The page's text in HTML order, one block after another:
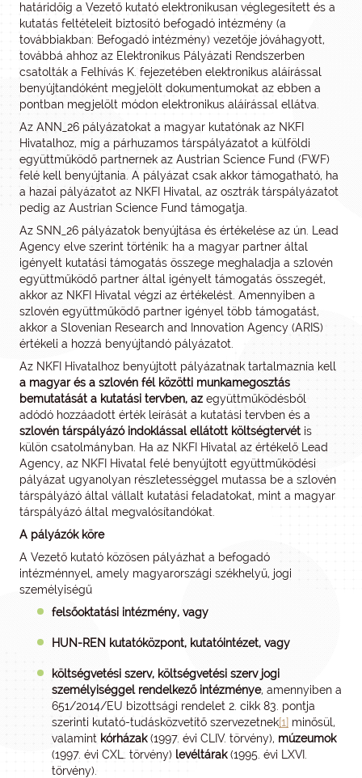
határidőig a Vezető kutató elektronikusan véglegesített és a
kutatás feltételeit biztosító befogadó intézmény (a
továbbiakban: Befogadó intézmény) vezetője jóváhagyott,
továbbá ahhoz az Elektronikus Pályázati Rendszerben
csatolták a Felhívás K. fejezetében elektronikus aláírással
benyújtandóként megjelölt dokumentumokat az ebben a
pontban megjelölt módon elektronikus aláírással ellátva.
Az ANN_26 pályázatokat a magyar kutatónak az NKFI
Hivatalhoz, míg a párhuzamos társpályázatot a külföldi
együttműködő partnernek az Austrian Science Fund (FWF)
felé kell benyújtania. A pályázat csak akkor támogatható, ha
a hazai pályázatot az NKFI Hivatal, az osztrák társpályázatot
pedig az Austrian Science Fund támogatja.
Az SNN_26 pályázatok benyújtása és értékelése az ún. Lead
Agency elve szerint történik: ha a magyar partner által
igényelt kutatási támogatás összege meghaladja a szlovén
együttműködő partner által igényelt támogatás összegét,
akkor az NKFI Hivatal végzi az értékelést. Amennyiben a
szlovén együttműködő partner igényel több támogatást,
akkor a Slovenian Research and Innovation Agency (ARIS)
értékeli a hozzá benyújtandó pályázatot.
Az NKFI Hivatalhoz benyújtott pályázatnak tartalmaznia kell
a magyar és a szlovén fél közötti munkamegosztás
bemutatását a kutatási tervben, az együttműködésből
adódó hozzáadott érték leírását a kutatási tervben és a
szlovén társpályázó indoklással ellátott költségtervét is
külön csatolmányban. Ha az NKFI Hivatal az értékelő Lead
Agency, az NKFI Hivatal felé benyújtott együttműködési
pályázat ugyanolyan részletességgel mutassa be a szlovén
társpályázó által vállalt kutatási feladatokat, mint a magyar
társpályázó által megvalósítandókat.
A pályázók köre
A Vezető kutató közösen pályázhat a befogadó
intézménnyel, amely magyarországi székhelyű, jogi
személyiségű
felsőoktatási intézmény, vagy
HUN-REN kutatóközpont, kutatóintézet, vagy
költségvetési szerv, költségvetési szerv jogi
személyiséggel rendelkező intézménye, amennyiben a
651/2014/EU bizottsági rendelet 2. cikk 83. pontja
szerinti kutató-tudásközvetítő szervezetnek[1] minősül,
valamint kórházak(1997. évi CLIV. törvény), múzeumok
(1997. évi CXL. törvény) levéltárak(1995. évi LXVI.
törvény).